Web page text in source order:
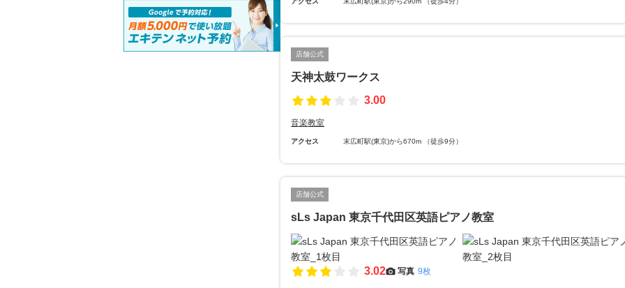
店舗公式
天神太鼓ワークス
3.00
音楽教室
アクセス 末広町駅(東京)から670m （徒歩9分）
店舗公式
sLs Japan 東京千代田区英語ピアノ教室
3.02 写真 9枚